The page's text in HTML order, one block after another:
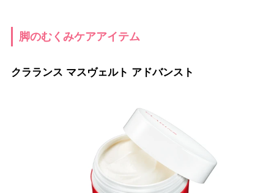
脚のむくみケアアイテム
クラランス マスヴェルト アドバンスト